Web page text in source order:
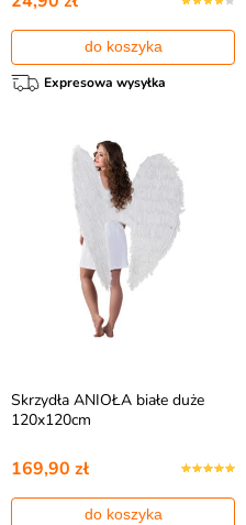
do koszyka
Expresowa wysyłka
Skrzydła ANIOŁA białe duże
120x120cm
169,90 zł
do koszyka